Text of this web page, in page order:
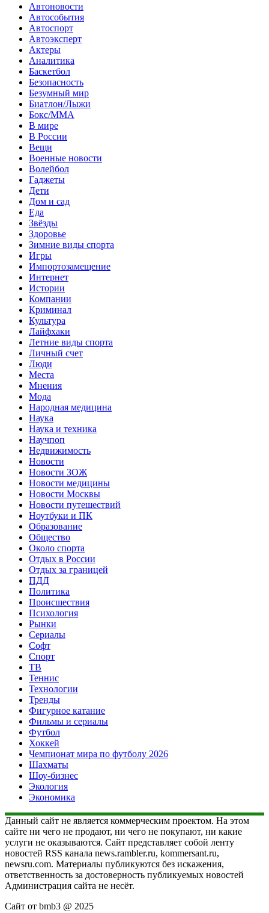
Автоновости
Автособытия
Автоспорт
Автоэксперт
Актеры
Аналитика
Баскетбол
Безопасность
Безумный мир
Биатлон/Лыжи
Бокс/MMA
В мире
В России
Вещи
Военные новости
Волейбол
Гаджеты
Дети
Дом и сад
Еда
Звёзды
Здоровье
Зимние виды спорта
Игры
Импортозамещение
Интернет
Истории
Компании
Криминал
Культура
Лайфхаки
Летние виды спорта
Личный счет
Люди
Места
Мнения
Мода
Народная медицина
Наука
Наука и техника
Научпоп
Недвижимость
Новости
Новости ЗОЖ
Новости медицины
Новости Москвы
Новости путешествий
Ноутбуки и ПК
Образование
Общество
Около спорта
Отдых в России
Отдых за границей
ПДД
Политика
Происшествия
Психология
Рынки
Сериалы
Софт
Спорт
ТВ
Теннис
Технологии
Тренды
Фигурное катание
Фильмы и сериалы
Футбол
Хоккей
Чемпионат мира по футболу 2026
Шахматы
Шоу-бизнес
Экология
Экономика
Данный сайт не является коммерческим проектом. На этом
сайте ни чего не продают, ни чего не покупают, ни какие
услуги не оказываются. Сайт представляет собой ленту
новостей RSS канала news.rambler.ru, kommersant.ru,
newsru.com. Материалы публикуются без искажения,
ответственность за достоверность публикуемых новостей
Администрация сайта не несёт.
Сайт от bmb3 @ 2025